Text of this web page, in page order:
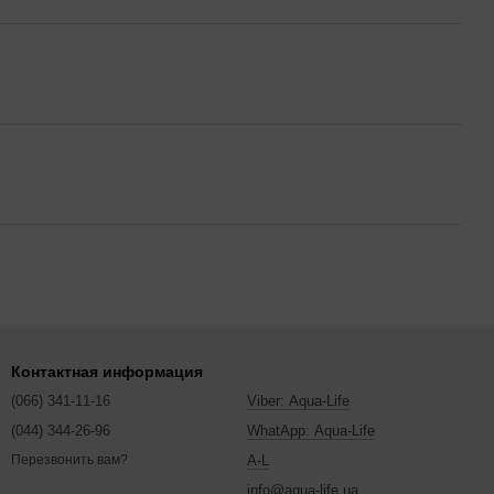
Контактная информация
(066) 341-11-16
(044) 344-26-96
Перезвонить вам?
Viber: Aqua-Life
WhatApp: Aqua-Life
A-L
info@aqua-life.ua